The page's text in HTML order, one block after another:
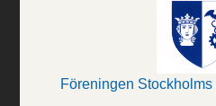
Föreningen